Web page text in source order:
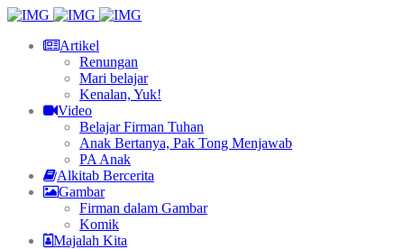
Artikel
Renungan
Mari belajar
Kenalan, Yuk!
Video
Belajar Firman Tuhan
Anak Bertanya, Pak Tong Menjawab
PA Anak
Alkitab Bercerita
Gambar
Firman dalam Gambar
Komik
Majalah Kita